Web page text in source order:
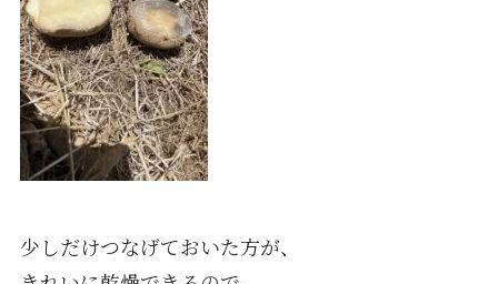
少しだけつなげておいた方が、